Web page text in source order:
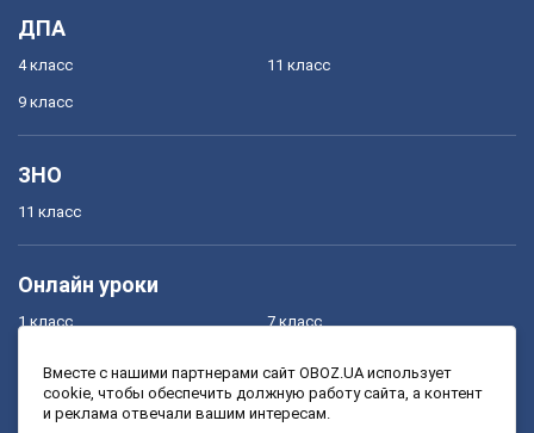
ДПА
4 класс
9 класс
11 класс
ЗНО
11 класс
Онлайн уроки
1 класс
3 класс
7 класс
9 класс
Вместе с нашими партнерами сайт OBOZ.UA использует
cookie, чтобы обеспечить должную работу сайта, а контент
и реклама отвечали вашим интересам.